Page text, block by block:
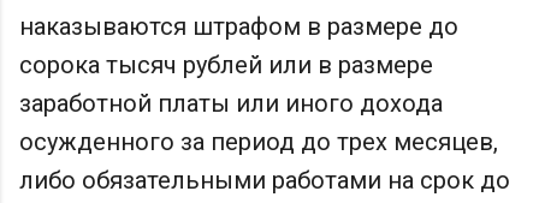
наказываются штрафом в размере до
сорока тысяч рублей или в размере
заработной платы или иного дохода
осужденного за период до трех месяцев,
либо обязательными работами на срок до